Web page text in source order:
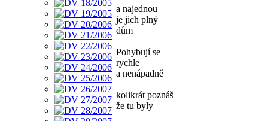
a najednou
je jich plný
dům
Pohybují se
rychle
a nenápadně
kolikrát poznáš
že tu byly